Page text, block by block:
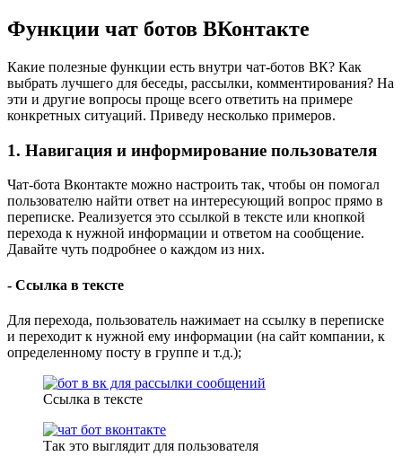
Функции чат ботов ВКонтакте
Какие полезные функции есть внутри чат-ботов ВК? Как
выбрать лучшего для беседы, рассылки, комментирования? На
эти и другие вопросы проще всего ответить на примере
конкретных ситуаций. Приведу несколько примеров.
1. Навигация и информирование пользователя
Чат-бота Вконтакте можно настроить так, чтобы он помогал
пользователю найти ответ на интересующий вопрос прямо в
переписке. Реализуется это ссылкой в тексте или кнопкой
перехода к нужной информации и ответом на сообщение.
Давайте чуть подробнее о каждом из них.
- Ссылка в тексте
Для перехода, пользователь нажимает на ссылку в переписке
и переходит к нужной ему информации (на сайт компании, к
определенному посту в группе и т.д.);
Ссылка в тексте
Так это выглядит для пользователя